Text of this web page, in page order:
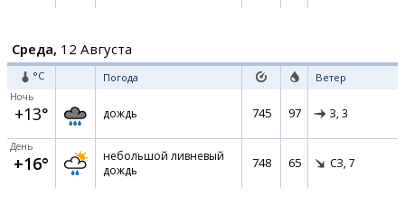
Среда, 12 Августа
°C Погода Ветер
Ночь
+13° дождь 745 97 З, 3
День
+16°
небольшой ливневый
дождь
748 65 СЗ, 7